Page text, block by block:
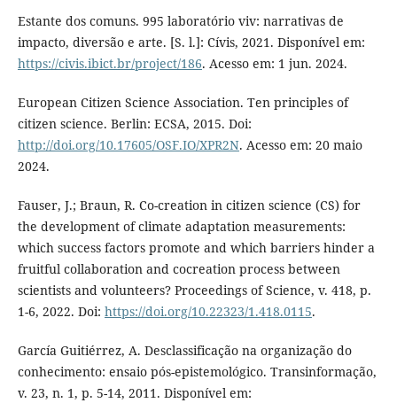
Estante dos comuns. 995 laboratório viv: narrativas de
impacto, diversão e arte. [S. l.]: Cívis, 2021. Disponível em:
https://civis.ibict.br/project/186. Acesso em: 1 jun. 2024.
European Citizen Science Association. Ten principles of
citizen science. Berlin: ECSA, 2015. Doi:
http://doi.org/10.17605/OSF.IO/XPR2N. Acesso em: 20 maio
2024.
Fauser, J.; Braun, R. Co-creation in citizen science (CS) for
the development of climate adaptation measurements:
which success factors promote and which barriers hinder a
fruitful collaboration and cocreation process between
scientists and volunteers? Proceedings of Science, v. 418, p.
1-6, 2022. Doi: https://doi.org/10.22323/1.418.0115.
García Guitiérrez, A. Desclassificação na organização do
conhecimento: ensaio pós-epistemológico. Transinformação,
v. 23, n. 1, p. 5-14, 2011. Disponível em: